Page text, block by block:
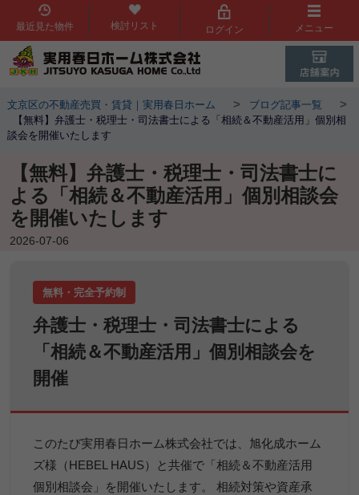
最近見た物件 検討リスト ログイン メニュー
文京区の不動産売買・賃貸｜実用春日ホーム > ブログ記事一覧 >
【無料】弁護士・税理士・司法書士による「相続＆不動産活用」個別相
談会を開催いたします
【無料】弁護士・税理士・司法書士に
よる「相続＆不動産活用」個別相談会
を開催いたします
2026-07-06
無料・完全予約制
弁護士・税理士・司法書士による
「相続＆不動産活用」個別相談会を
開催
このたび実用春日ホーム株式会社では、旭化成ホーム
ズ様（HEBEL HAUS）と共催で「相続＆不動産活用
個別相談会」を開催いたします。 相続対策や資産承